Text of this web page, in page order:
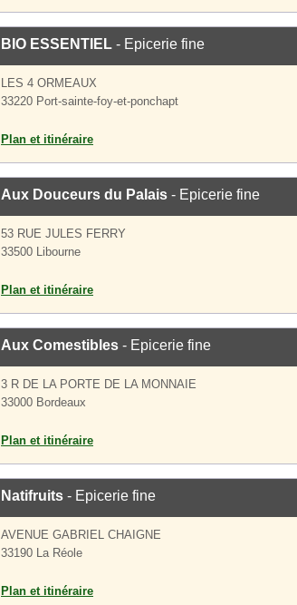
BIO ESSENTIEL - Epicerie fine
LES 4 ORMEAUX
33220 Port-sainte-foy-et-ponchapt
Plan et itinéraire
Aux Douceurs du Palais - Epicerie fine
53 RUE JULES FERRY
33500 Libourne
Plan et itinéraire
Aux Comestibles - Epicerie fine
3 R DE LA PORTE DE LA MONNAIE
33000 Bordeaux
Plan et itinéraire
Natifruits - Epicerie fine
AVENUE GABRIEL CHAIGNE
33190 La Réole
Plan et itinéraire